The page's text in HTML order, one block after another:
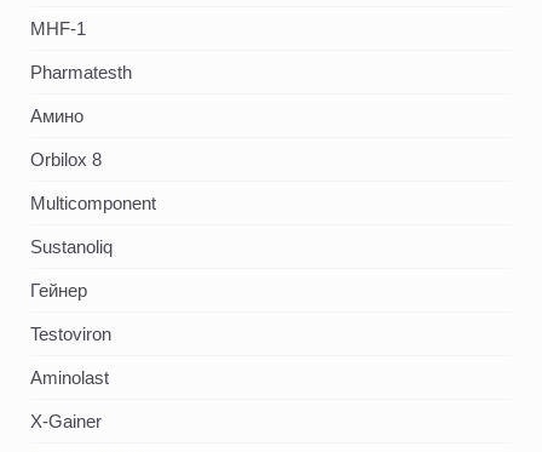
MHF-1
Pharmatesth
Амино
Orbilox 8
Multicomponent
Sustanoliq
Гейнер
Testoviron
Aminolast
X-Gainer